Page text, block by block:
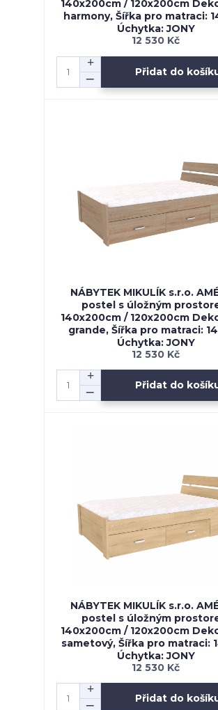
140x200cm / 120x200cm
harmony, Šířka pro matraci:
Úchytka: JONY
12 530 Kč
Přidat do
NÁBYTEK MIKULÍK s.r.o.
postel s úložným
140x200cm / 120x200cm
grande, Šířka pro matraci:
Úchytka: JONY
12 530 Kč
Přidat do
NÁBYTEK MIKULÍK s.r.o.
postel s úložným
140x200cm / 120x200cm
sametový, Šířka pro matraci:
Úchytka: JONY
12 530 Kč
Přidat do